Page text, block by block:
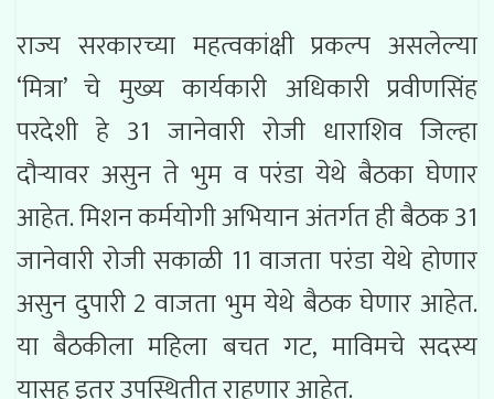
राज्य सरकारच्या महत्वकांक्षी प्रकल्प असलेल्या
‘मित्रा’ चे मुख्य कार्यकारी अधिकारी प्रवीणसिंह
परदेशी हे 31 जानेवारी रोजी धाराशिव जिल्हा
दौऱ्यावर असुन ते भुम व परंडा येथे बैठका घेणार
आहेत. मिशन कर्मयोगी अभियान अंतर्गत ही बैठक 31
जानेवारी रोजी सकाळी 11 वाजता परंडा येथे होणार
असुन दुपारी 2 वाजता भुम येथे बैठक घेणार आहेत.
या बैठकीला महिला बचत गट, माविमचे सदस्य
यासह इतर उपस्थितीत राहणार आहेत.